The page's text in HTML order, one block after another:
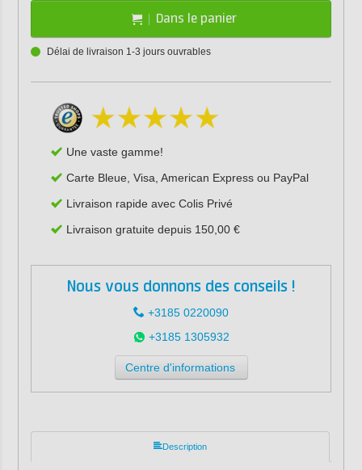
Dans le panier
Délai de livraison 1-3 jours ouvrables
Une vaste gamme!
Carte Bleue, Visa, American Express ou PayPal
Livraison rapide avec Colis Privé
Livraison gratuite depuis 150,00 €
Nous vous donnons des conseils !
+3185 0220090
+3185 1305932
Centre d'informations
Description